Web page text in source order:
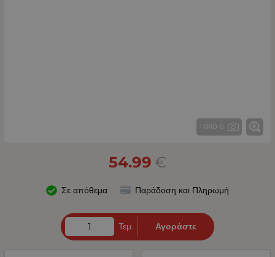
1 από 6
54.99 €
Σε απόθεμα Παράδοση και Πληρωμή
Τεμ. Αγοράστε